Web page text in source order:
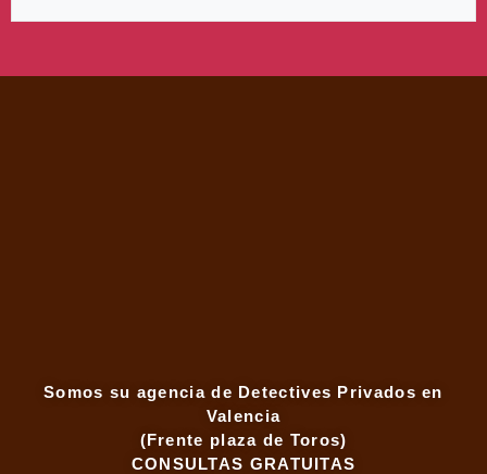
Somos su agencia de Detectives Privados en
Valencia
(Frente plaza de Toros)
CONSULTAS GRATUITAS